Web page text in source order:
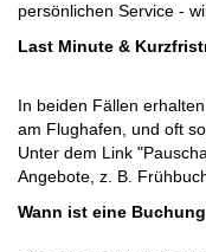
persönlichen Service -
Last Minute &
In beiden Fällen
am Flughafen, und oft
Unter dem Link
Angebote, z. B.
Wann ist eine